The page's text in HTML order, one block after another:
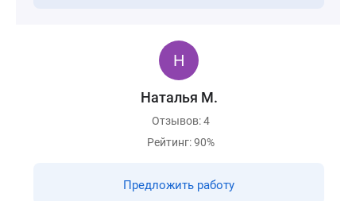
Наталья М.
Отзывов: 4
Рейтинг: 90%
Предложить работу